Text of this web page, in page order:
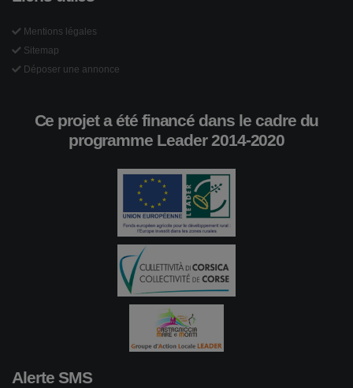
Mentions légales
Sitemap
Déposer une annonce
Ce projet a été financé dans le cadre du
programme Leader 2014-2020
Alerte SMS